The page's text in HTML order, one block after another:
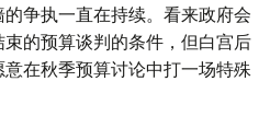
争执一直在持续。看来政府会
的预算谈判的条件，但白宫后
在秋季预算讨论中打一场特殊